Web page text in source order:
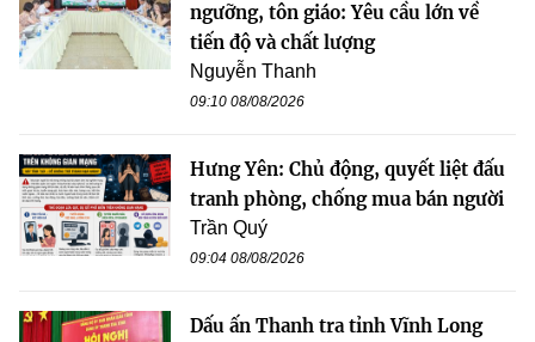
ngưỡng, tôn giáo: Yêu cầu lớn về
tiến độ và chất lượng
Nguyễn Thanh
09:10 08/08/2026
Hưng Yên: Chủ động, quyết liệt đấu
tranh phòng, chống mua bán người
Trần Quý
09:04 08/08/2026
Dấu ấn Thanh tra tỉnh Vĩnh Long